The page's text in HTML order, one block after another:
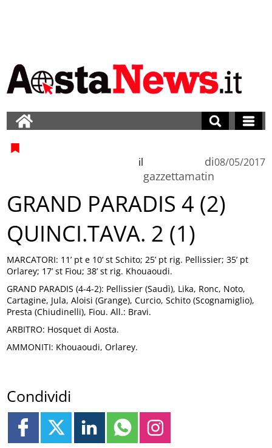
di
gazzettamatin
il 08/05/2017
GRAND PARADIS 4 (2)
QUINCI.TAVA. 2 (1)
MARCATORI: 11’ pt e 10’ st Schito; 25’ pt rig. Pellissier; 35’ pt
Orlarey; 17’ st Fiou; 38’ st rig. Khouaoudi.
GRAND PARADIS (4-4-2): Pellissier (Saudì), Lika, Ronc, Noto,
Cartagine, Jula, Aloisi (Grange), Curcio, Schito (Scognamiglio),
Presta (Chiudinelli), Fiou. All.: Bravi.
ARBITRO: Hosquet di Aosta.
AMMONITI: Khouaoudi, Orlarey.
Condividi